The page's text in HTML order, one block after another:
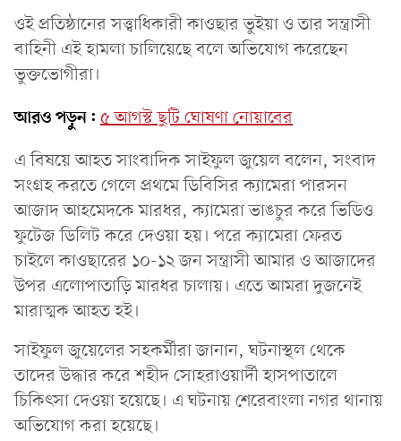
ওই প্রতিষ্ঠানের সত্ত্বাধিকারী কাওছার ভুইয়া ও তার সন্ত্রাসী
বাহিনী এই হামলা চালিয়েছে বলে অভিযোগ করেছেন
ভুক্তভোগীরা।
আরও পড়ুন: ৫ আগস্ট ছুটি ঘোষণা নোয়াবের
এ বিষয়ে আহত সাংবাদিক সাইফুল জুয়েল বলেন, সংবাদ
সংগ্রহ করতে গেলে প্রথমে ডিবিসির ক্যামেরা পারসন
আজাদ আহমেদকে মারধর, ক্যামেরা ভাঙচুর করে ভিডিও
ফুটেজ ডিলিট করে দেওয়া হয়। পরে ক্যামেরা ফেরত
চাইলে কাওছারের ১০-১২ জন সন্ত্রাসী আমার ও আজাদের
উপর এলোপাতাড়ি মারধর চালায়। এতে আমরা দুজনেই
মারাত্মক আহত হই।
সাইফুল জুয়েলের সহকর্মীরা জানান, ঘটনাস্থল থেকে
তাদের উদ্ধার করে শহীদ সোহরাওয়ার্দী হাসপাতালে
চিকিৎসা দেওয়া হয়েছে। এ ঘটনায় শেরেবাংলা নগর থানায়
অভিযোগ করা হয়েছে।